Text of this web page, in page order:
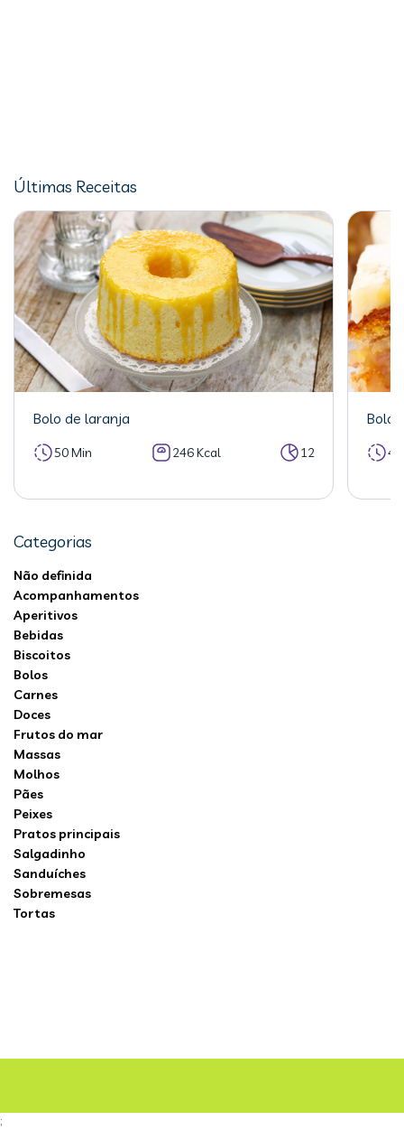
Últimas Receitas
Bolo de laranja
50 Min 246 Kcal 12
Bolo
Categorias
Não definida
Acompanhamentos
Aperitivos
Bebidas
Biscoitos
Bolos
Carnes
Doces
Frutos do mar
Massas
Molhos
Pães
Peixes
Pratos principais
Salgadinho
Sanduíches
Sobremesas
Tortas
;